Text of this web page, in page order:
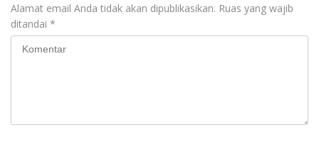
Alamat email Anda tidak akan dipublikasikan. Ruas yang wajib
ditandai *